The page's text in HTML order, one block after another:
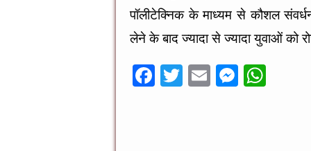
पॉलीटेक्निक के माध्यम से कौशल
लेने के बाद ज्यादा से ज्यादा युवाओं को
F
T
E
M